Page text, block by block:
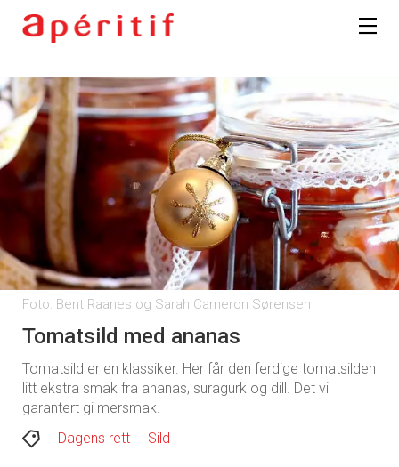
Registrer deg
Foto: Bent Raanes og Sarah Cameron Sørensen
Tomatsild med ananas
Tomatsild er en klassiker. Her får den ferdige tomatsilden
litt ekstra smak fra ananas, suragurk og dill. Det vil
garantert gi mersmak.
Dagens rett
Sild